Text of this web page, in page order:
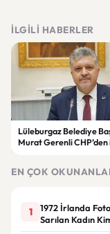
İLGILI HABERLER
Lüleburgaz Belediye
Murat Gerenli
EN ÇOK
1
1972 İrlanda
Sarılan Kadın